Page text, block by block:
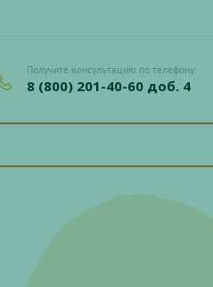
Получите консультацию по телефону:
8 (800) 201-40-60 доб. 4